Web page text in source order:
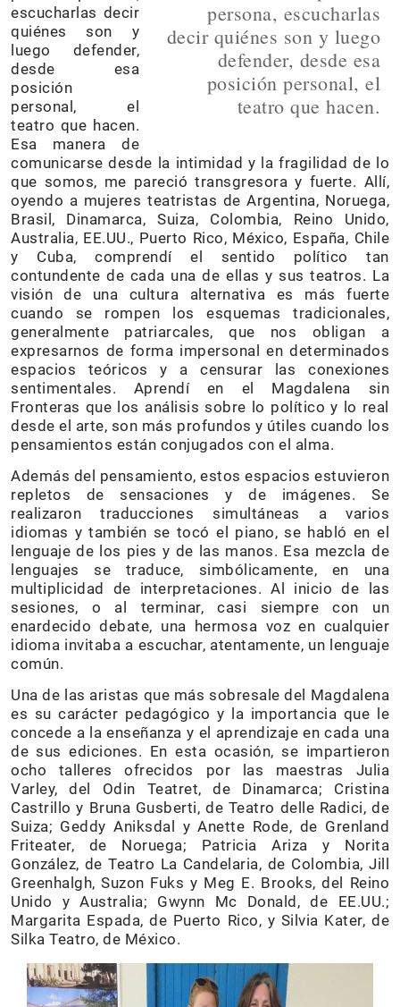
persona, escucharlas
decir quiénes son y luego
defender, desde esa
posición personal, el
teatro que hacen.
escucharlas decir
quiénes son y
luego defender,
desde esa
posición
personal, el
teatro que hacen.
Esa manera de
comunicarse desde la intimidad y la fragilidad de lo
que somos, me pareció transgresora y fuerte. Allí,
oyendo a mujeres teatristas de Argentina, Noruega,
Brasil, Dinamarca, Suiza, Colombia, Reino Unido,
Australia, EE.UU., Puerto Rico, México, España, Chile
y Cuba, comprendí el sentido político tan
contundente de cada una de ellas y sus teatros. La
visión de una cultura alternativa es más fuerte
cuando se rompen los esquemas tradicionales,
generalmente patriarcales, que nos obligan a
expresarnos de forma impersonal en determinados
espacios teóricos y a censurar las conexiones
sentimentales. Aprendí en el Magdalena sin
Fronteras que los análisis sobre lo político y lo real
desde el arte, son más profundos y útiles cuando los
pensamientos están conjugados con el alma.
Además del pensamiento, estos espacios estuvieron
repletos de sensaciones y de imágenes. Se
realizaron traducciones simultáneas a varios
idiomas y también se tocó el piano, se habló en el
lenguaje de los pies y de las manos. Esa mezcla de
lenguajes se traduce, simbólicamente, en una
multiplicidad de interpretaciones. Al inicio de las
sesiones, o al terminar, casi siempre con un
enardecido debate, una hermosa voz en cualquier
idioma invitaba a escuchar, atentamente, un lenguaje
común.
Una de las aristas que más sobresale del Magdalena
es su carácter pedagógico y la importancia que le
concede a la enseñanza y el aprendizaje en cada una
de sus ediciones. En esta ocasión, se impartieron
ocho talleres ofrecidos por las maestras Julia
Varley, del Odin Teatret, de Dinamarca; Cristina
Castrillo y Bruna Gusberti, de Teatro delle Radici, de
Suiza; Geddy Aniksdal y Anette Rode, de Grenland
Friteater, de Noruega; Patricia Ariza y Norita
González, de Teatro La Candelaria, de Colombia, Jill
Greenhalgh, Suzon Fuks y Meg E. Brooks, del Reino
Unido y Australia; Gwynn Mc Donald, de EE.UU.;
Margarita Espada, de Puerto Rico, y Silvia Kater, de
Silka Teatro, de México.